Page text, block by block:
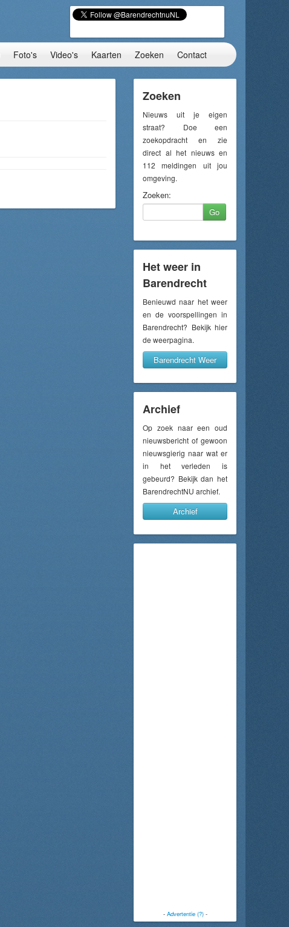
Foto's Video's Kaarten Zoeken Contact
Zoeken
Nieuws uit je eigen
straat? Doe een
zoekopdracht en zie
direct al het nieuws en
112 meldingen uit jou
omgeving.
Zoeken:
Go
Het weer in
Barendrecht
Benieuwd naar het weer
en de voorspellingen in
Barendrecht? Bekijk hier
de weerpagina.
Barendrecht Weer
Archief
Op zoek naar een oud
nieuwsbericht of gewoon
nieuwsgierig naar wat er
in het verleden is
gebeurd? Bekijk dan het
BarendrechtNU archief.
Archief
- Advertentie (?)-